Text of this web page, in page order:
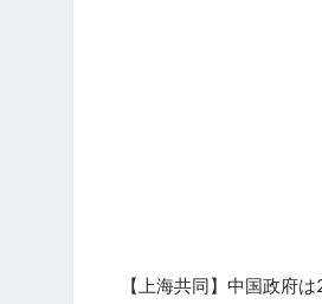
【上海共同】中国政府